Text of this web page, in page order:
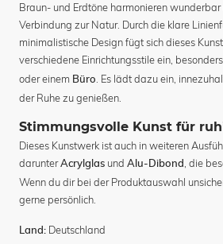
Braun- und Erdtöne harmonieren
Verbindung zur Natur. Durch die klare
minimalistische Design fügt sich dieses
verschiedene Einrichtungsstile ein,
oder einem Büro. Es lädt dazu ein,
der Ruhe zu genießen.
Stimmungsvolle Kunst für
Dieses Kunstwerk ist auch in weiteren
darunterAcrylglas und Alu-Dibond , die
Wenn du dir bei der Produktauswahl
gerne persönlich.
Land: Deutschland